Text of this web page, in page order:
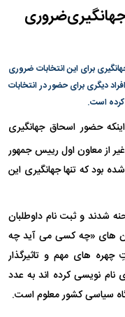
برای این انتخابات ضروری
دیگری برای حضور در انتخابات
کرده است.
حضور اسحاق جهانگیری
از معاون اول رییس جمهور
بود که تنها جهانگیری این
شدند و ثبت نام داوطلبان
های «چه کسی می آید چه
های مهم و تاثیرگذار
نام نویسی کرده اند به عدد